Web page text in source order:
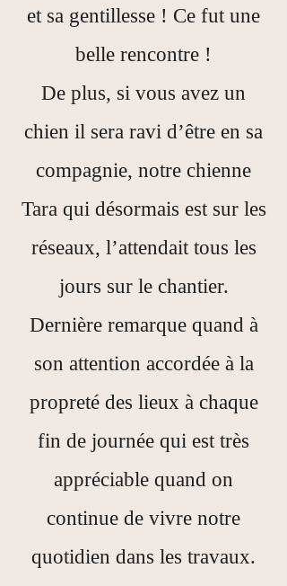
et sa gentillesse ! Ce fut une
belle rencontre !
De plus, si vous avez un
chien il sera ravi d’être en sa
compagnie, notre chienne
Tara qui désormais est sur les
réseaux, l’attendait tous les
jours sur le chantier.
Dernière remarque quand à
son attention accordée à la
propreté des lieux à chaque
fin de journée qui est très
appréciable quand on
continue de vivre notre
quotidien dans les travaux.